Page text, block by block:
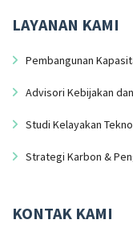
LAYANAN KAMI
Pembangunan
Advisori Kebijakan
Studi Kelayakan
Strategi Karbon &
KONTAK KAMI